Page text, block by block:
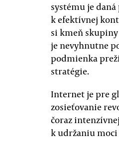
systému je
k efektívnej
si kmeň
je nevyhnutne
podmienka
stratégie.
Internet je pre
zosieťovanie
čoraz
k udržaniu moci